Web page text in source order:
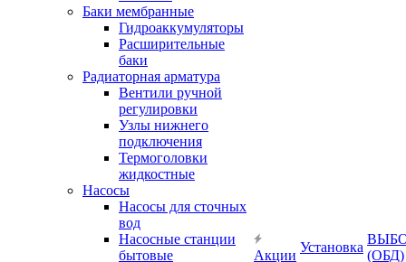
Баки мембранные
Гидроаккумуляторы
Расширительные
баки
Радиаторная арматура
Вентили ручной
регулировки
Узлы нижнего
подключения
Термоголовки
жидкостные
Насосы
Насосы для сточных
вод
Насосные станции
бытовые
Акции
Установка
(ОБД)